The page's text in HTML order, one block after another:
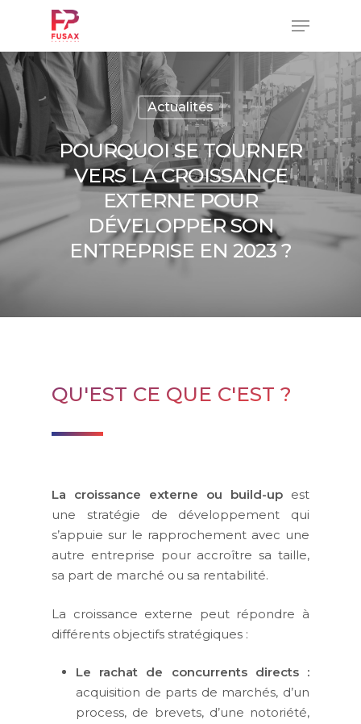
main
content
Menu
Actualités
POURQUOI SE TOURNER
VERS LA CROISSANCE
EXTERNE POUR
DÉVELOPPER SON
ENTREPRISE EN 2023 ?
QU'EST CE QUE C'EST ?
La croissance externe ou build-upest
une stratégie de développement qui
s’appuie sur le rapprochement avec une
autre entreprise pour accroître sa taille,
sa part de marché ou sa rentabilité.
La croissance externe peut répondre à
différents objectifs stratégiques :
Le rachat de concurrents directs :
acquisition de parts de marchés, d’un
process, de brevets, d’une notoriété,
Close
Menu